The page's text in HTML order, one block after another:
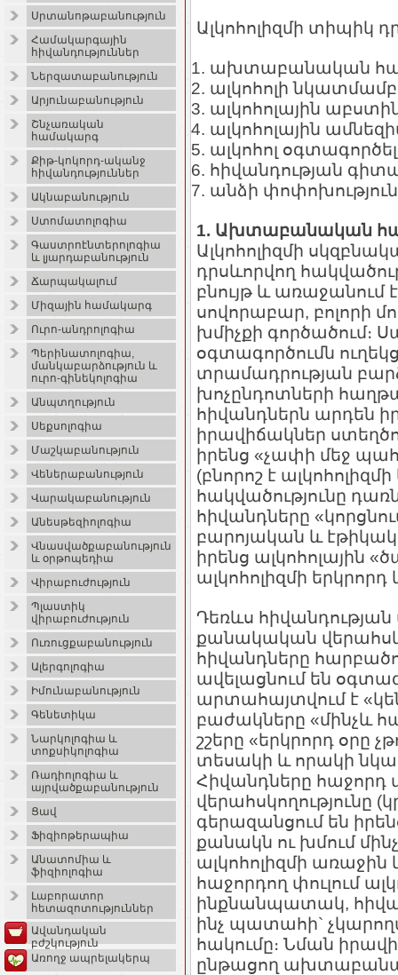
Սրտանոթաբանություն
Համակարգային
հիվանդություններ
Ներզատաբանություն
Արյունաբանություն
Շնչառական
համակարգ
Քիթ-կոկորդ-ականջ
հիվանդություններ
Ակնաբանություն
Ստոմատոլոգիա
Գաստրոէնտերոլոգիա
և լյարդաբանություն
Ճարպակալում
Միզային համակարգ
Ուրո-անդրոլոգիա
Պերինատոլոգիա,
մանկաբարձություն և
ուրո-գինեկոլոգիա
Անպտղություն
Սեքսոլոգիա
Մաշկաբանություն
Վեներաբանություն
Վարակաբանություն
Անեսթեզիոլոգիա
Վնասվածքաբանություն
և օրթոպեդիա
Վիրաբուժություն
Պլաստիկ
վիրաբուժություն
Ուռուցքաբանություն
Ալերգոլոգիա
Իմունաբանություն
Գենետիկա
Նարկոլոգիա և
տոքսիկոլոգիա
Ռադիոլոգիա և
այրվածքաբանություն
Ցավ
Ֆիզիոթերապիա
Անատոմիա և
ֆիզիոլոգիա
Լաբորատոր
հետազոտություններ
Ավանդական
բժշկություն
Առողջ ապրելակերպ
Ալկոհոլիզմի տիպիկ
ախտաբանական
ալկոհոլի
ալկոհոլային
ալկոհոլային
ալկոհոլ
հիվանդության
անձի
1. Ախտաբանական
Ալկոհոլիզմի
դրսևորվող
բնույթ և առաջանում
սովորաբար, բոլորի
խմիչքի գործածում։
օգտագործումն
տրամադրության
խոչընդոտների
հիվանդներն արդեն
իրավիճակներ
իրենց «չափի մեջ
(բնորոշ է
հակվածությունը
հիվանդները
բարոյական և
իրենց ալկոհոլային
ալկոհոլիզմի երկրորդ
Դեռևս
քանակական
հիվանդները
ավելացնում են
արտահայտվում է
բաժակները «մինչև
շշերը «երկրորդ օրը
տեսակի և որակի
Հիվանդները հաջորդ
վերահսկողությունը
գերազանցում են
քանակն ու խմում
ալկոհոլիզմի առաջին
հաջորդող փուլում
ինքնանպատակ,
ինչ պատահի`
հակումը։ Նման
ընթացող